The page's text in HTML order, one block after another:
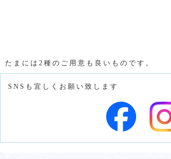
たまには2種のご用意も良いものです。
SNSも宜しくお願い致します